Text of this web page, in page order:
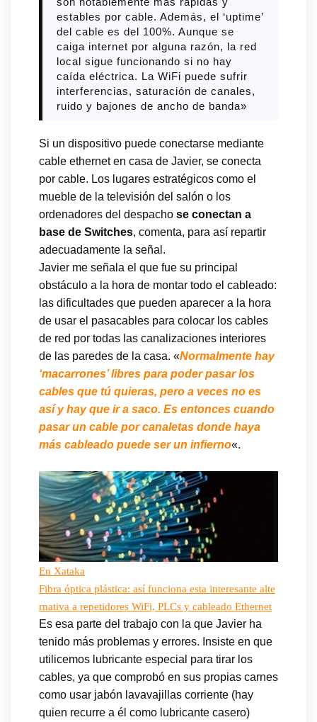
estables por cable. Además, el ‘uptime’
del cable es del 100%. Aunque se
caiga internet por alguna razón, la red
local sigue funcionando si no hay
caída eléctrica. La WiFi puede sufrir
interferencias, saturación de canales,
ruido y bajones de ancho de banda»
Si un dispositivo puede conectarse mediante
cable ethernet en casa de Javier, se conecta
por cable. Los lugares estratégicos como el
mueble de la televisión del salón o los
ordenadores del despacho se conectan a
base de Switches, comenta, para así repartir
adecuadamente la señal.
Javier me señala el que fue su principal
obstáculo a la hora de montar todo el cableado:
las dificultades que pueden aparecer a la hora
de usar el pasacables para colocar los cables
de red por todas las canalizaciones interiores
de las paredes de la casa. «Normalmente hay
‘macarrones’ libres para poder pasar los
cables que tú quieras, pero a veces no es
así y hay que ir a saco. Es entonces cuando
pasar un cable por canaletas donde haya
más cableado puede ser un infierno«.
En Xataka
Fibra óptica plástica: así funciona esta interesante alte
rnativa a repetidores WiFi, PLCs y cableado Ethernet
Es esa parte del trabajo con la que Javier ha
tenido más problemas y errores. Insiste en que
utilicemos lubricante especial para tirar los
cables, ya que comprobó en sus propias carnes
como usar jabón lavavajillas corriente (hay
quien recurre a él como lubricante casero)